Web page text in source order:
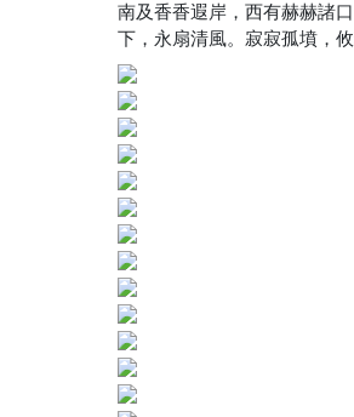
南及香香遐岸，西有赫赫諸
下，永扇清風。寂寂孤墳，